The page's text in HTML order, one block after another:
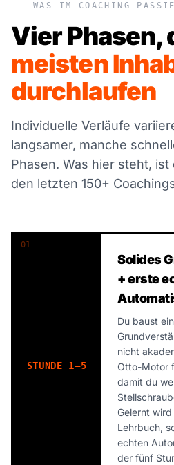
WAS IM COACHING
Vier Phasen,
meisten
durchlaufen
Individuelle Verläufe
langsamer, manche
Phasen. Was hier steht,
den letzten 150+
01
STUNDE 1–5
Solides
+ erste
Du baust
nicht
Otto-Motor
damit du
Gelernt
Lehrbuch,
echten
der fünf